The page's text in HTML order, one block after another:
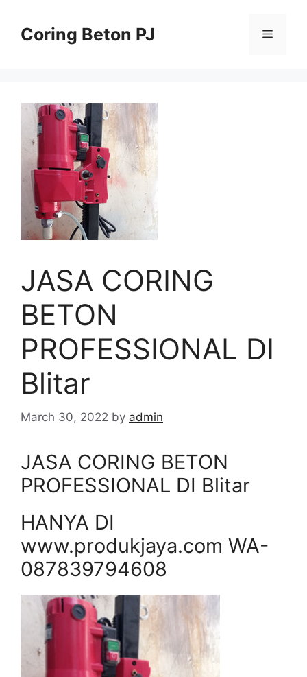
contentCoring Beton PJ Menu
JASA CORING
BETON
PROFESSIONAL DI
Blitar
March 30, 2022 by admin
JASA CORING BETON
PROFESSIONAL DI Blitar
HANYA DI
www.produkjaya.com WA-
087839794608